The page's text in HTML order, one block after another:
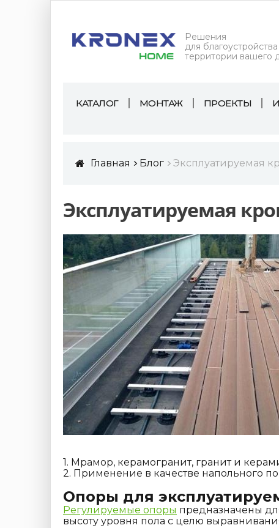
Решения
для благоустройства
территории вашего
КАТАЛОГ МОНТАЖ ПРОЕКТЫ
Главная Блог Эксплуатируемая
Эксплуатируемая
1. Мрамор, керамогранит, гранит и
2. Применение в качестве напольного
Опоры для
Регулируемые опоры предназначены
высоту уровня пола с целю